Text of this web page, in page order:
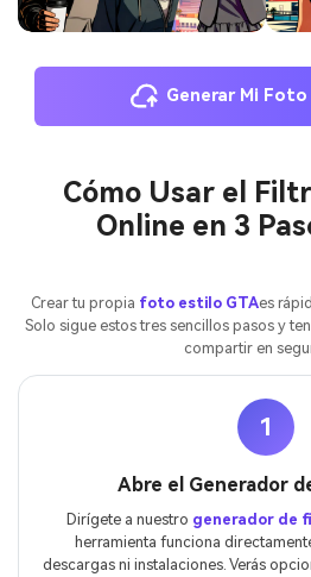
Generar Mi Foto
Cómo Usar el
Online en 3
Crear tu propia foto estilo GTAes
Solo sigue estos tres sencillos pasos y
compartir en
1
Abre el Generador
Dirígete a nuestro generador de
herramienta funciona
descargas ni instalaciones. Verás